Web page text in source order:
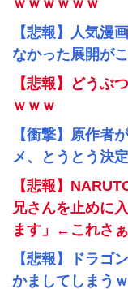
ｗｗｗｗｗｗ
【悲報】人気漫
なかった展開が
【悲報】どうぶ
ｗｗｗ
【衝撃】原作者
メ、とうとう決
【悲報】
兄さんを止めに
ます」←これさぁ
【悲報】ドラゴ
かましてしまう